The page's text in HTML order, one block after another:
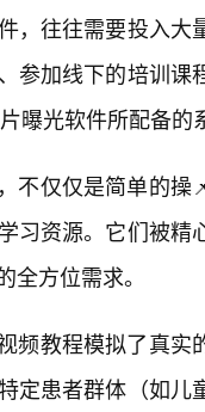
，往往需要投入
参加线下的培训
曝光软件所配备
不仅仅是简单的操
习资源。它们被
全方位需求。
频教程模拟了真实
定患者群体（如